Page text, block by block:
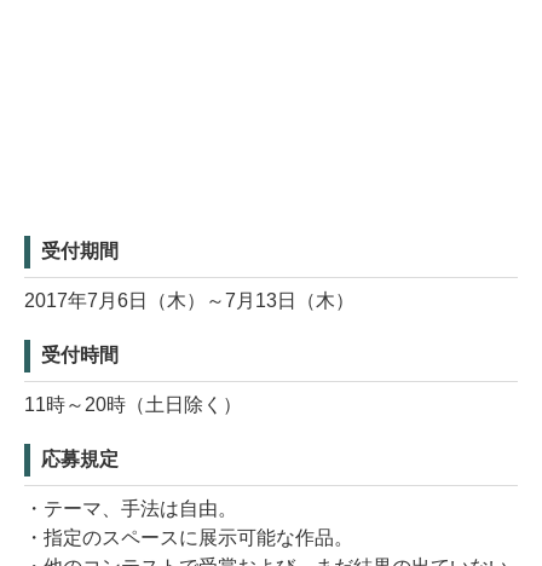
受付期間
2017年7月6日（木）～7月13日（木）
受付時間
11時～20時（土日除く）
応募規定
・テーマ、手法は自由。
・指定のスペースに展示可能な作品。